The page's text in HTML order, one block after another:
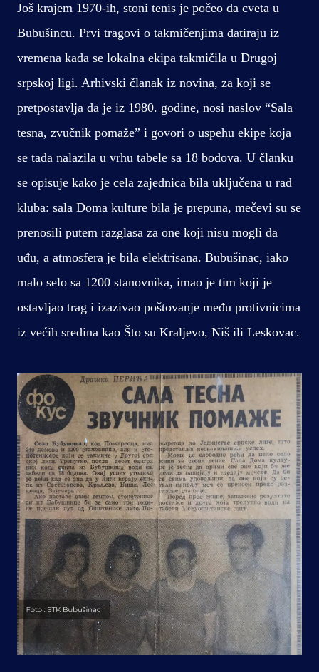
Još krajem 1970-ih, stoni tenis je počeo da cveta u
Bubušincu. Prvi tragovi o takmičenjima datiraju iz
vremena kada se lokalna ekipa takmičila u Drugoj
srpskoj ligi. Arhivski članak iz novina, za koji se
pretpostavlja da je iz 1980. godine, nosi naslov “Sala
tesna, zvučnik pomaže” i govori o uspehu ekipe koja
se tada nalazila u vrhu tabele sa 18 bodova. U članku
se opisuje kako je cela zajednica bila uključena u rad
kluba: sala Doma kulture bila je prepuna, mečevi su se
prenosili putem razglasa za one koji nisu mogli da
uđu, a atmosfera je bila elektrisana. Bubušinac, iako
malo selo sa 1200 stanovnika, imao je tim koji je
ostavljao trag i izazivao poštovanje među protivnicima
iz većih sredina kao Što su Kraljevo, Niš ili Leskovac.